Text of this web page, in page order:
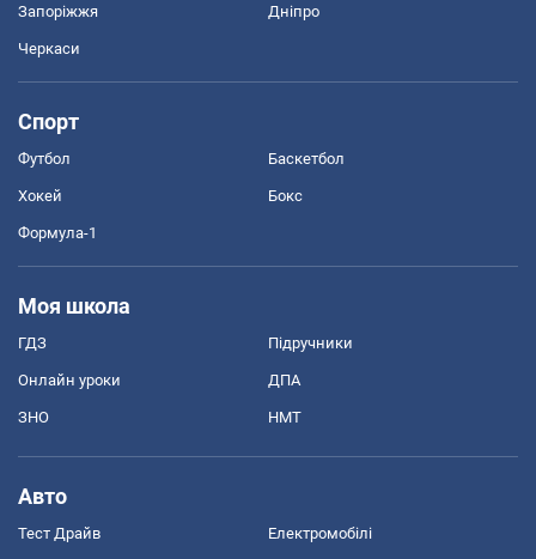
Запоріжжя Дніпро
Черкаси
Спорт
Футбол Баскетбол
Хокей Бокс
Формула-1
Моя школа
ГДЗ Підручники
Онлайн уроки ДПА
ЗНО НМТ
Авто
Тест Драйв Електромобілі